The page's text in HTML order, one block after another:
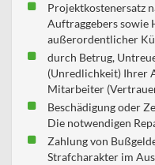
Projektkostenersatz
Auftraggebers sowie
außerordentlicher
durch Betrug,
(Unredlichkeit) Ihrer
Mitarbeiter
Beschädigung oder
Die notwendigen
Zahlung von
Strafcharakter im